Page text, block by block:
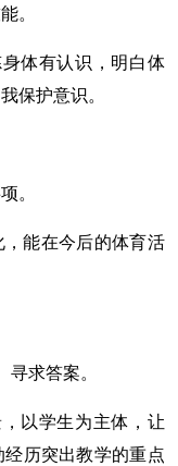
。
体有认识，明白体
保护意识。
。
能在今后的体育活
求答案。
以学生为主体，让
历突出教学的重点